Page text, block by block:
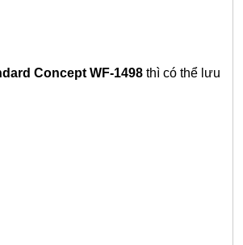
Concept WF-1498 thì có thể lưu